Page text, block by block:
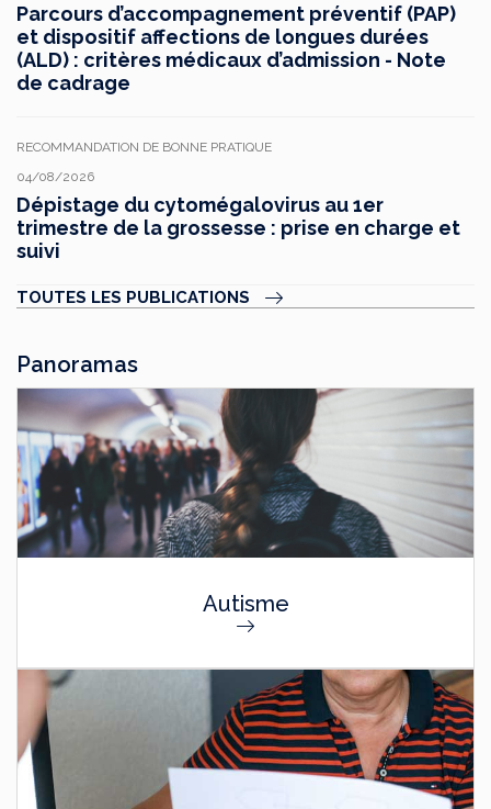
Parcours d’accompagnement préventif (PAP)
et dispositif affections de longues durées
(ALD) : critères médicaux d’admission - Note
de cadrage
RECOMMANDATION DE BONNE PRATIQUE
04/08/2026
Dépistage du cytomégalovirus au 1er
trimestre de la grossesse : prise en charge et
suivi
TOUTES LES PUBLICATIONS
Panoramas
Autisme